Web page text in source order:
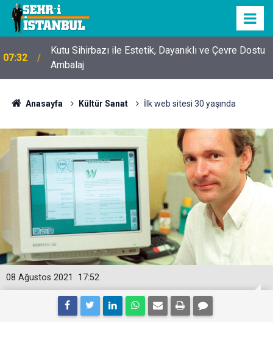
07:32
Kutu Sihirbazı ile Estetik, Dayanıklı ve Çevre Dostu
Ambalaj
Anasayfa Kültür Sanat İlk web sitesi 30 yaşında
17:52
08 Ağustos 2021